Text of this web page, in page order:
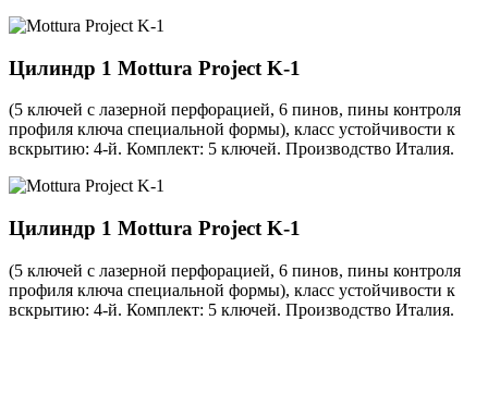
Цилиндр 1 Mottura Project K-1
(5 ключей с лазерной перфорацией, 6 пинов, пины контроля
профиля ключа специальной формы), класс устойчивости к
вскрытию: 4-й. Комплект: 5 ключей. Производство Италия.
Цилиндр 1 Mottura Project K-1
(5 ключей с лазерной перфорацией, 6 пинов, пины контроля
профиля ключа специальной формы), класс устойчивости к
вскрытию: 4-й. Комплект: 5 ключей. Производство Италия.